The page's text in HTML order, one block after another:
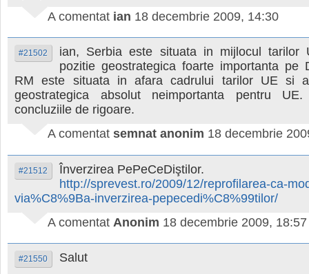
A comentat ian 18 decembrie 2009, 14:30
#21502
ian, Serbia este situata in mijlocul
pozitie geostrategica foarte importanta pe
RM este situata in afara cadrului tarilor UE si
geostrategica absolut neimportanta pentru
concluziile de rigoare.
A comentat semnat anonim 18 decembrie
#21512
Înverzirea PePeCeDiştilor.
http://sprevest.ro/2009/12/reprofilarea-ca-
via%C8%9Ba-inverzirea-pepecedi%C8%99tilor/
A comentat Anonim 18 decembrie 2009, 18:57
#21550 Salut